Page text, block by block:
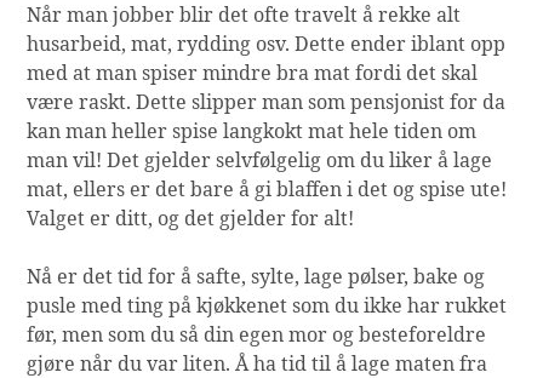
Når man jobber blir det ofte travelt å rekke alt
husarbeid, mat, rydding osv. Dette ender iblant opp
med at man spiser mindre bra mat fordi det skal
være raskt. Dette slipper man som pensjonist for da
kan man heller spise langkokt mat hele tiden om
man vil! Det gjelder selvfølgelig om du liker å lage
mat, ellers er det bare å gi blaffen i det og spise ute!
Valget er ditt, og det gjelder for alt!
Nå er det tid for å safte, sylte, lage pølser, bake og
pusle med ting på kjøkkenet som du ikke har rukket
før, men som du så din egen mor og besteforeldre
gjøre når du var liten. Å ha tid til å lage maten fra